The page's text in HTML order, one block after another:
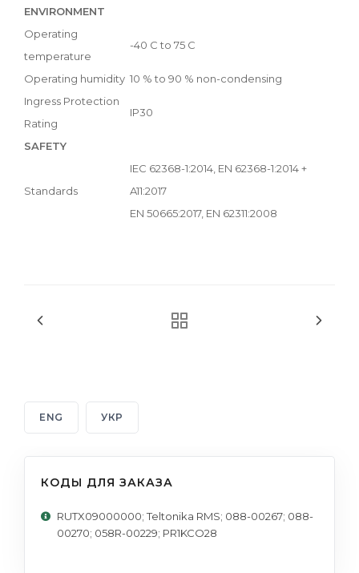
ENVIRONMENT
Operating
temperature
-40 C to 75 C
Operating humidity 10 % to 90 % non-condensing
Ingress Protection
Rating
IP30
SAFETY
Standards
IEC 62368-1:2014, EN 62368-1:2014 +
A11:2017
EN 50665:2017, EN 62311:2008
ENG УКР
КОДЫ ДЛЯ ЗАКАЗА
RUTX09000000; Teltonika RMS; 088-00267; 088-
00270; 058R-00229; PR1KCO28